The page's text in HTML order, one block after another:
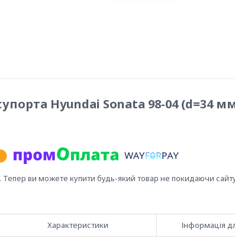
Hyundai Sonata 98-04 (d=34
Тепер ви можете купити будь-який товар не покидаючи
Характеристики Інформація